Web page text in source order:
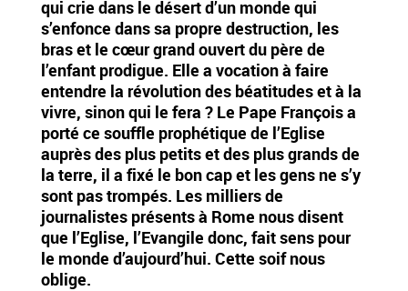
qui crie dans le désert d’un monde qui
s’enfonce dans sa propre destruction, les
bras et le cœur grand ouvert du père de
l’enfant prodigue. Elle a vocation à faire
entendre la révolution des béatitudes et à la
vivre, sinon qui le fera ? Le Pape François a
porté ce souffle prophétique de l’Eglise
auprès des plus petits et des plus grands de
la terre, il a fixé le bon cap et les gens ne s’y
sont pas trompés. Les milliers de
journalistes présents à Rome nous disent
que l’Eglise, l’Evangile donc, fait sens pour
le monde d’aujourd’hui. Cette soif nous
oblige.